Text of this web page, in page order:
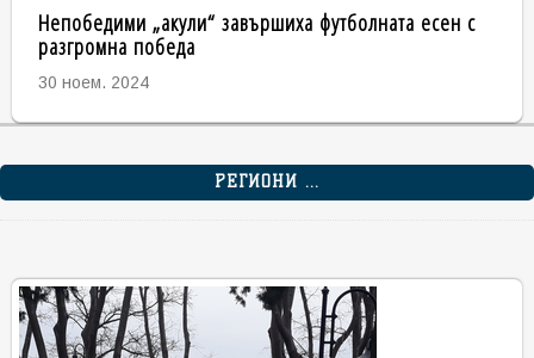
Непобедими „акули“ завършиха футболната есен с
разгромна победа
30 ноем. 2024
РЕГИОНИ ...